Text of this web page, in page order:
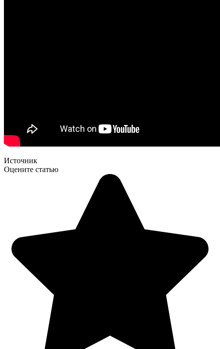
Источник
Оцените статью